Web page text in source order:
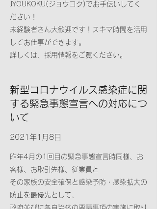
JYOUKOKU(ジョウコク)でお手伝いしてく
ださい！
未経験者さん大歓迎です！スキマ時間を活用
してお仕事ができます。
詳しくは、採用情報をご覧ください。
新型コロナウイルス感染症に関
する緊急事態宣言への対応につ
いて
2021年1月8日
昨年4月の1回目の緊急事態宣言時同様、お
客様、お取引先様、従業員と
その家族の安全確保と感染予防・感染拡大の
防止を最優先として、
政府並びに各自治体の要請事項の実施に取り